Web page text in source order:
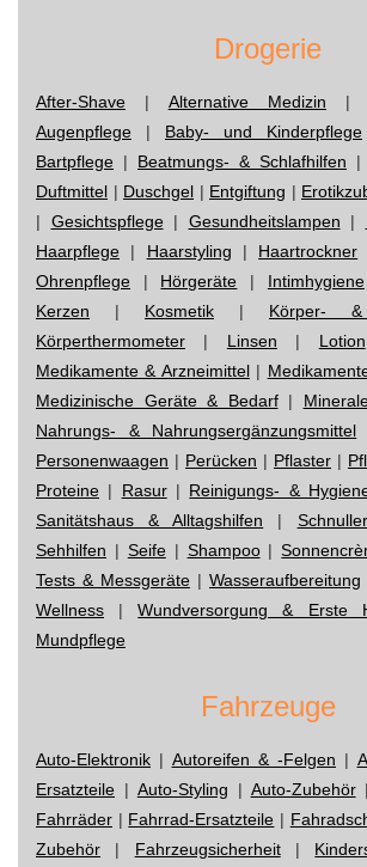
Drogerie
After-Shave | Alternative Medizin |
Augenpflege | Baby- und Kinderpflege
Bartpflege | Beatmungs- & Schlafhilfen |
Duftmittel | Duschgel | Entgiftung |
| Gesichtspflege| Gesundheitslampen |
Haarpflege | Haarstyling | Haartrockner
Ohrenpflege | Hörgeräte | Intimhygiene
Kerzen | Kosmetik | Körper- &
Körperthermometer | Linsen | Lotion
Medikamente & Arzneimittel|
Medizinische Geräte & Bedarf|
Nahrungs- & Nahrungsergänzungsmittel
Personenwaagen | Perücken | Pflaster |
Proteine | Rasur| Reinigungs- &
Sanitätshaus & Alltagshilfen |
Sehhilfen | Seife| Shampoo|
Tests & Messgeräte | Wasseraufbereitung
Wellness |Wundversorgung & Erste
Mundpflege
Fahrzeuge
Auto-Elektronik | Autoreifen & -Felgen |
Ersatzteile | Auto-Styling | Auto-Zubehör
Fahrräder | Fahrrad-Ersatzteile |
Zubehör | Fahrzeugsicherheit|